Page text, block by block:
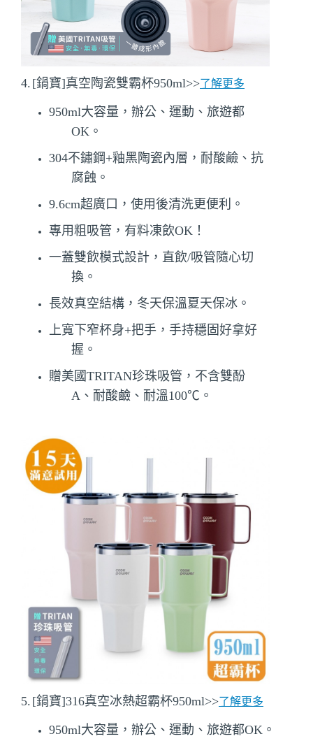
4. [鍋寶]真空陶瓷雙霸杯950ml>>了解更多
950ml大容量，辦公、運動、旅遊都
OK。
304不鏽鋼+釉黑陶瓷內層，耐酸鹼、抗
腐蝕。
9.6cm超廣口，使用後清洗更便利。
專用粗吸管，有料凍飲OK！
一蓋雙飲模式設計，直飲/吸管隨心切
換。
長效真空結構，冬天保溫夏天保冰。
上寬下窄杯身+把手，手持穩固好拿好
握。
贈美 國TRITAN珍珠吸管，不含雙酚
A、耐酸鹼、耐溫100℃。
5. [鍋寶]316真空冰熱超霸杯950ml>>了解更多
950ml大容量，辦公、運動、旅遊都OK。